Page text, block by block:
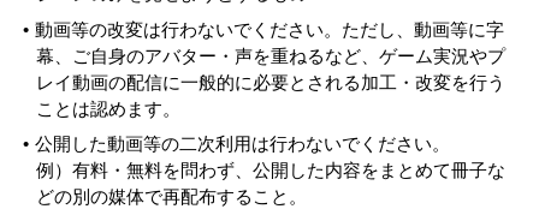
動画等の改変は行わないでください。ただし、動画等に字
幕、ご自身のアバター・声を重ねるなど、ゲーム実況やプ
レイ動画の配信に一般的に必要とされる加工・改変を行う
ことは認めます。
公開した動画等の二次利用は行わないでください。
例）有料・無料を問わず、公開した内容をまとめて冊子な
どの別の媒体で再配布すること。